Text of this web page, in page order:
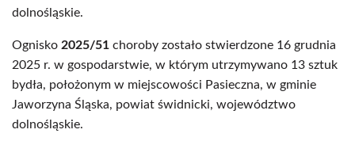
dolnośląskie.
Ognisko 2025/51 choroby zostało stwierdzone 16 grudnia
2025 r. w gospodarstwie, w którym utrzymywano 13 sztuk
bydła, położonym w miejscowości Pasieczna, w gminie
Jaworzyna Śląska, powiat świdnicki, województwo
dolnośląskie.